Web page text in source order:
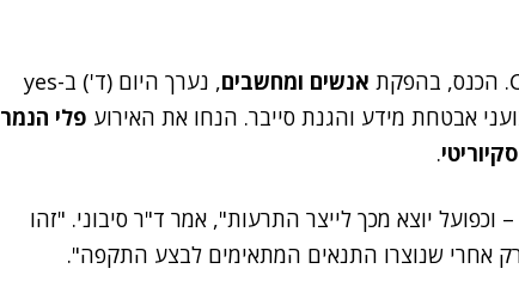
אנשים ומחשבים
, נערך היום (ד') ב-yes
פלי הנמר
.
יוצא מכך לייצר התרעות", אמר ד"ר סיבוני. "זהו
אחרי שנוצרו התנאים המתאימים לבצע התקפה".